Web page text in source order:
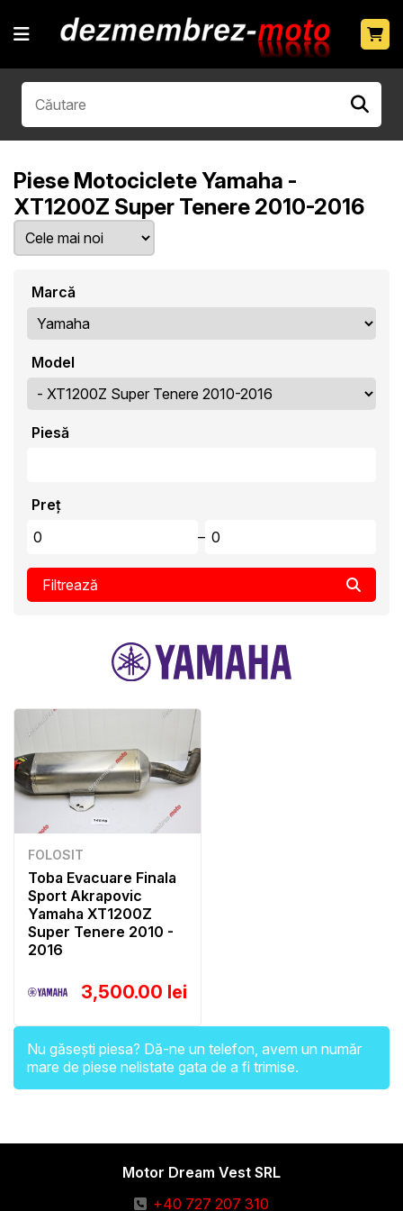
Piese Motociclete Yamaha -
XT1200Z Super Tenere 2010-2016
Marcă
Model
Piesă
Preț
–
Filtrează
FOLOSIT
Toba Evacuare Finala
Sport Akrapovic
Yamaha XT1200Z
Super Tenere 2010 -
2016
3,500.00 lei
Nu găsești piesa? Dă-ne un telefon, avem un număr
mare de piese nelistate gata de a fi trimise.
Motor Dream Vest SRL
+40 727 207 310